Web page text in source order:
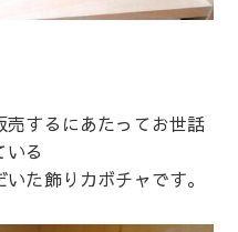
するにあたってお世話
いる
た飾りカボチャです。